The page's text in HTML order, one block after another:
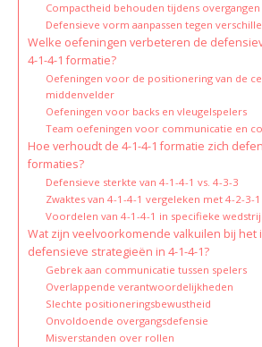
Compactheid behouden tijdens overgangen
Defensieve vorm aanpassen tegen
Welke oefeningen verbeteren de
4-1-4-1 formatie?
Oefeningen voor de positionering van de
middenvelder
Oefeningen voor backs en vleugelspelers
Team oefeningen voor communicatie en
Hoe verhoudt de 4-1-4-1 formatie zich
formaties?
Defensieve sterkte van 4-1-4-1 vs. 4-3-3
Zwaktes van 4-1-4-1 vergeleken met 4-2-3-1
Voordelen van 4-1-4-1 in specifieke
Wat zijn veelvoorkomende valkuilen bij het
defensieve strategieën in 4-1-4-1?
Gebrek aan communicatie tussen spelers
Overlappende verantwoordelijkheden
Slechte positioneringsbewustheid
Onvoldoende overgangsdefensie
Misverstanden over rollen